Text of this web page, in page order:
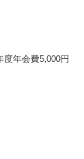
度年会費5,000円